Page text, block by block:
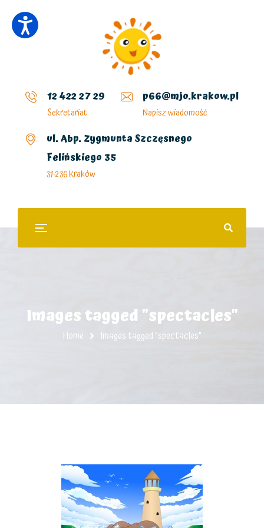
12 422 27 29
Sekretariat
p66@mjo.krakow.pl
Napisz wiadomość
ul. Abp. Zygmunta Szczęsnego
Felińskiego 35
31-236 Kraków
Images tagged "spectacles"
Home Images tagged "spectacles"